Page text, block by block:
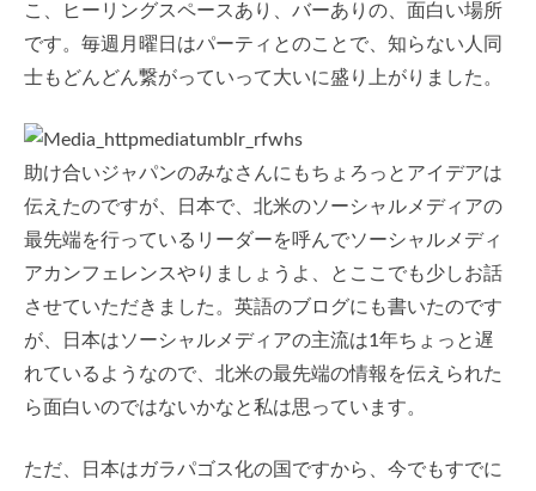
こ、ヒーリングスペースあり、バーありの、面白い場所
です。毎週月曜日はパーティとのことで、知らない人同
士もどんどん繋がっていって大いに盛り上がりました。
助け合いジャパンのみなさんにもちょろっとアイデアは
伝えたのですが、日本で、北米のソーシャルメディアの
最先端を行っているリーダーを呼んでソーシャルメディ
アカンフェレンスやりましょうよ、とここでも少しお話
させていただきました。英語のブログにも書いたのです
が、日本はソーシャルメディアの主流は1年ちょっと遅
れているようなので、北米の最先端の情報を伝えられた
ら面白いのではないかなと私は思っています。
ただ、日本はガラパゴス化の国ですから、今でもすでに